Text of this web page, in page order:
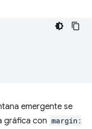
emergente se
gráfica con margin: